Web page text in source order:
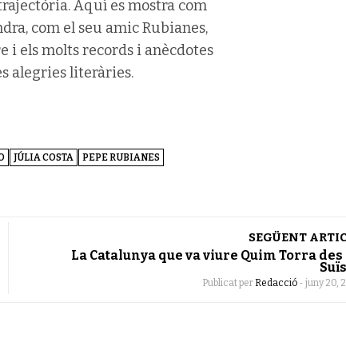
Aquí es mostra com
com el seu amic Rubianes,
i els molts records i anècdotes
alegries literàries.
JÚLIA COSTA PEPE RUBIANES
SEGÜENT
La Catalunya que va viure Quim Torra des
Publicat per Redacció - juny 20,